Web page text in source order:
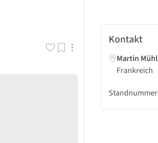
Kontakt
Martin Mühl
Frankreich
Standnummer